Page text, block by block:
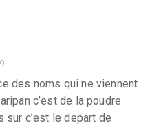
des noms qui ne viennent
c’est de la poudre
sur c’est le depart de